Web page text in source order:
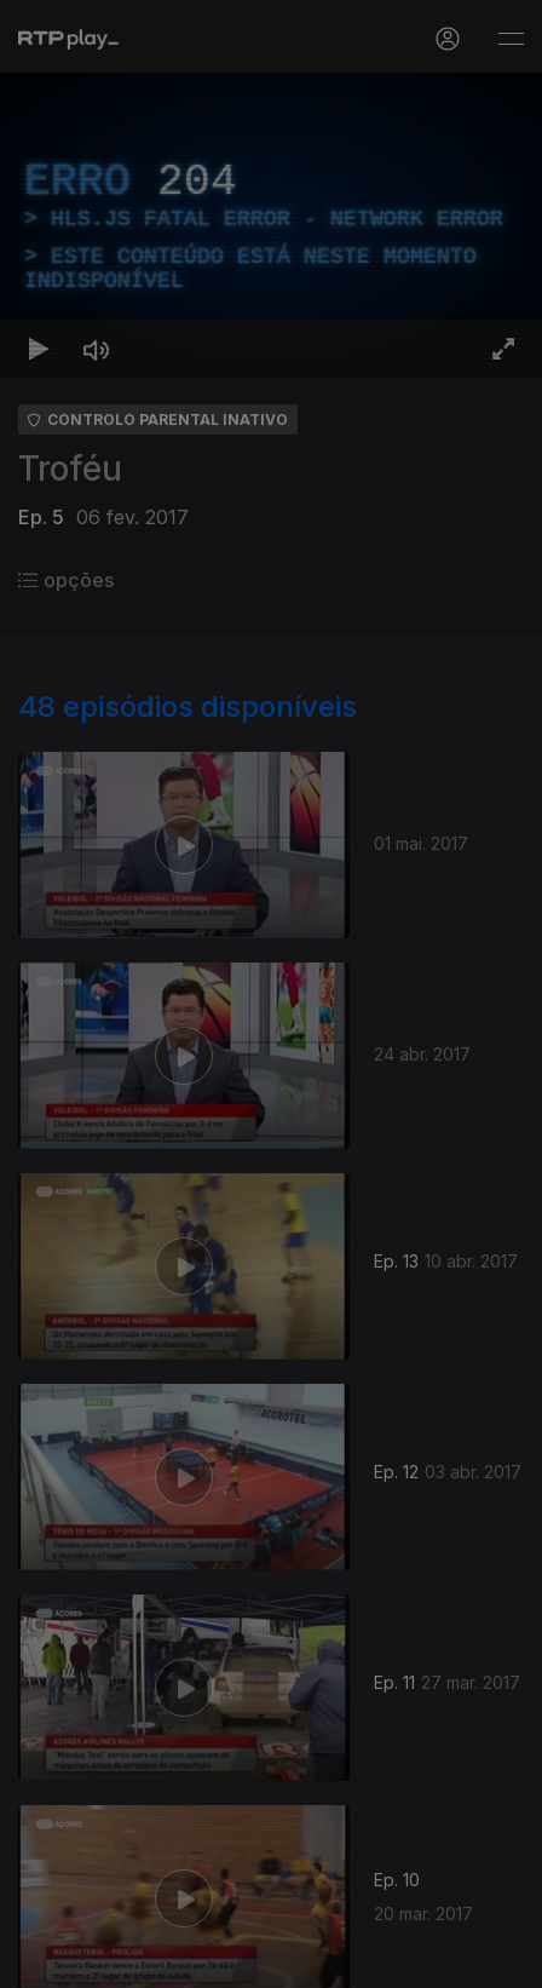
ERRO 204
HLS.JS FATAL ERROR - NETWORK ERROR
ESTE CONTEÚDO ESTÁ NESTE MOMENTO
INDISPONÍVEL
CONTROLO PARENTAL INATIVO
Troféu
Ep. 5 06 fev. 2017
opções
48 episódios disponíveis
01 mai. 2017
24 abr. 2017
Ep. 13 10 abr. 2017
Ep. 12 03 abr. 2017
Ep. 11 27 mar. 2017
Ep. 10
20 mar. 2017